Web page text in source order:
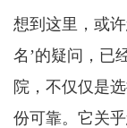
想到这里，或
名’的疑问，已
院，不仅仅是
份可靠。它关